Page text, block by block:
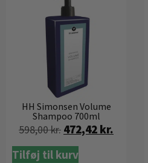
HH Simonsen Volume
Shampoo 700ml
598,00kr. 472,42 kr.
Tilføj til kurv